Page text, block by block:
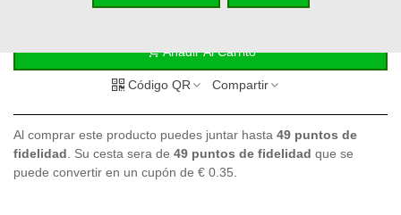
Añadir Al Carrito
Código QR Compartir
Al comprar este producto puedes juntar hasta 49 puntos de
fidelidad . Su cesta sera de 49 puntos de fidelidad que se
puede convertir en un cupón de € 0.35